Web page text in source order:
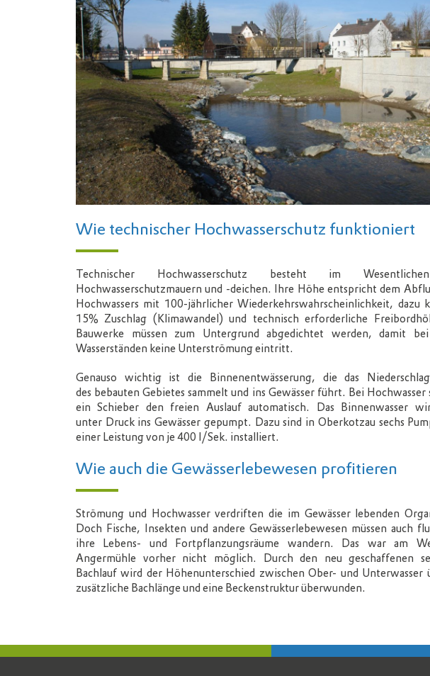
Wie technischer Hochwasserschutz funktioniert
Technischer Hochwasserschutz besteht im
Hochwasserschutzmauern und -deichen. Ihre Höhe entspricht dem
Hochwassers mit 100-jährlicher Wiederkehrswahrscheinlichkeit, dazu
15% Zuschlag (Klimawandel) und technisch erforderliche
Bauwerke müssen zum Untergrund abgedichtet werden, damit
Wasserständen keine Unterströmung eintritt.
Genauso wichtig ist die Binnenentwässerung, die das
des bebauten Gebietes sammelt und ins Gewässer führt. Bei Hochwasser
einSchieber den freien Auslauf automatisch. Das Binnenwasser
unter Druck ins Gewässer gepumpt. Dazu sind in Oberkotzau sechs
einer Leistung von je400 l/Sek. installiert.
Wie auch die Gewässerlebewesen profitieren
Strömung und Hochwasser verdriften die im Gewässer lebenden
Doch Fische, Insekten und andere Gewässerlebewesen müssen auch
ihre Lebens- und Fortpflanzungsräume wandern. Das war am
Angermühle vorher nicht möglich. Durch den neu geschaffenen
Bachlauf wird der Höhenunterschied zwischen Ober- und Unterwasser
zusätzliche Bachlänge und eine Beckenstruktur überwunden.